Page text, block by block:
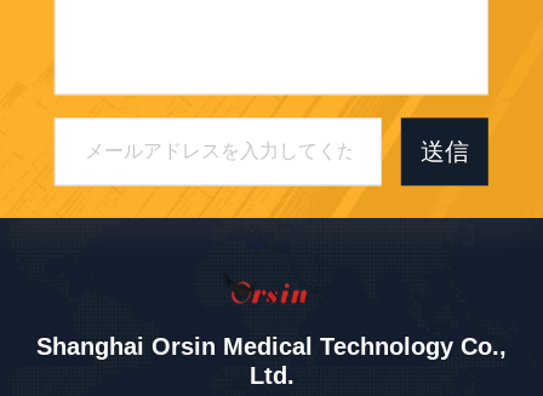
送信
Shanghai Orsin Medical Technology Co.,
Ltd.